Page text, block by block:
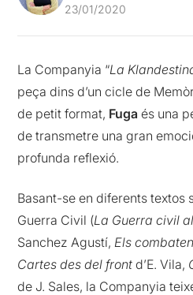
23/01/2020
La Companyia “La
peça dins d’un cicle de
de petit format, Fugaés una
de transmetre una gran
profunda reflexió.
Basant-se en diferents textos
Guerra Civil (La Guerra civil
Sanchez Agustí, Els
Cartes des del front d’E. Vila,
de J. Sales, la Companyia